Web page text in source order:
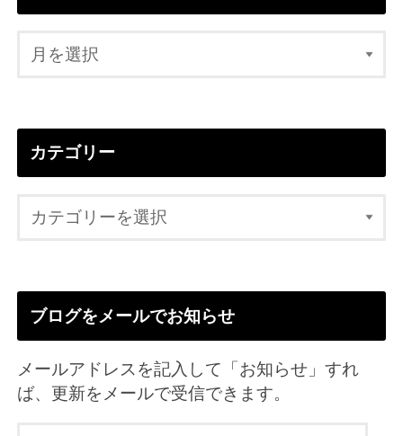
カテゴリー
ブログをメールでお知らせ
メールアドレスを記入して「お知らせ」すれ
ば、更新をメールで受信できます。